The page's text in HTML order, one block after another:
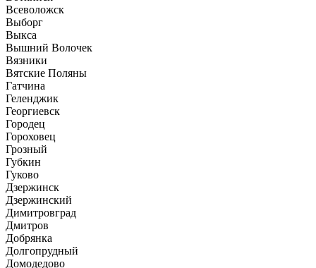
Всеволожск
Выборг
Выкса
Вышний Волочек
Вязники
Вятские Поляны
Гатчина
Геленджик
Георгиевск
Городец
Гороховец
Грозный
Губкин
Гуково
Дзержинск
Дзержинский
Димитровград
Дмитров
Добрянка
Долгопрудный
Домодедово